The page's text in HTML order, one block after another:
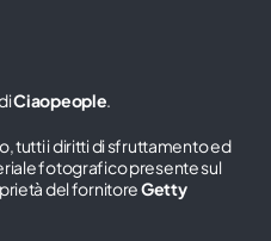
Ciaopeople.
tutti i diritti di sfruttamento ed
fotografico presente sul
del fornitoreGetty